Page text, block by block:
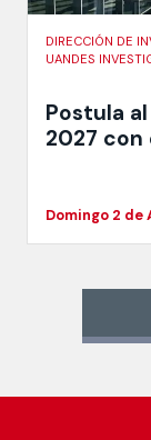
DIRECCIÓN DE
UANDES
Postula
2027 con
Domingo 2 de